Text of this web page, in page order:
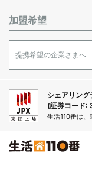
加盟希望
提携希望の企業さまへ
シェアリン
(証券コード:
生活110番は、